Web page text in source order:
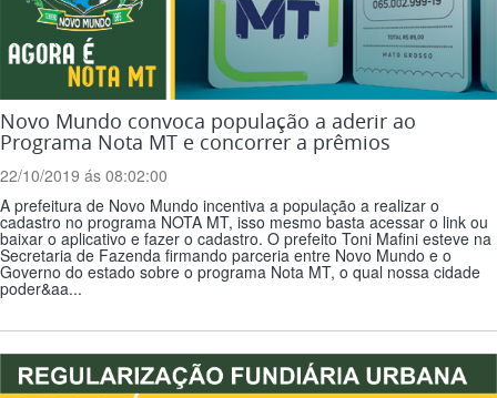
Novo Mundo convoca população a aderir ao
Programa Nota MT e concorrer a prêmios
22/10/2019 ás 08:02:00
A prefeitura de Novo Mundo incentiva a população a realizar o
cadastro no programa NOTA MT, isso mesmo basta acessar o link ou
baixar o aplicativo e fazer o cadastro. O prefeito Toni Mafini esteve na
Secretaria de Fazenda firmando parceria entre Novo Mundo e o
Governo do estado sobre o programa Nota MT, o qual nossa cidade
poder&aa...